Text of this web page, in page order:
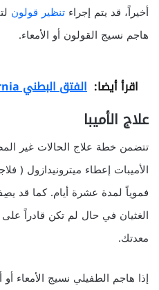
أخيراً، قد يتم إجراء تنظير قولون
هاجم نسيج القولون أو الأمعاء.
اقرأ أيضا: الفتق البطني Abdominal Hernia
علاج الأميبا
تتضمن خطة علاج الحالات غير
فموياً لمدة عشرة أيام. كما قد
الغثيان في حال لم تكن قادراً
معدتك.
إذا هاجم الطفيلي نسيج الأمعاء